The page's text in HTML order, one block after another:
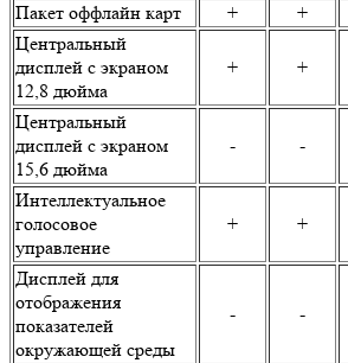
Пакет оффлайн карт + +
Центральный
дисплей с экраном
12,8 дюйма
+ +
Центральный
дисплей с экраном
15,6 дюйма
- -
Интеллектуальное
голосовое
управление
+ +
Дисплей для
отображения
показателей
окружающей среды
- -